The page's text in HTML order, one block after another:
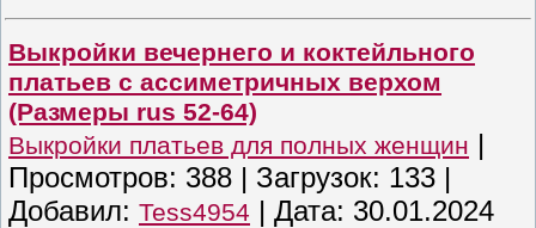
Выкройки вечернего и коктейльного
платьев с ассиметричных верхом
(Размеры rus 52-64)
Выкройки платьев для полных женщин |
Просмотров: 388 | Загрузок: 133 |
Добавил: Tess4954 | Дата: 30.01.2024